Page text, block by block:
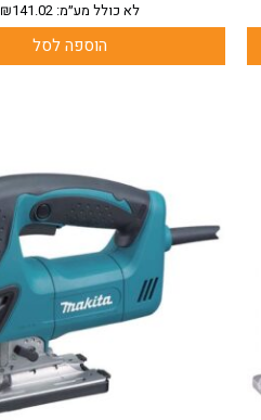
לא כולל מע״מ: ₪141.02
הוספה לסל